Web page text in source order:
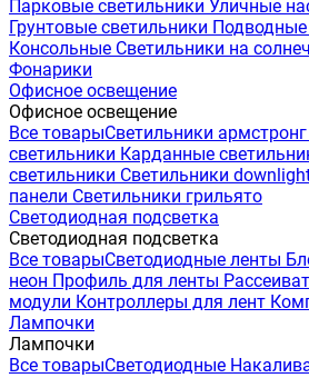
Парковые светильники Уличные
Грунтовые светильники Подводные
Консольные Светильники на
Фонарики
Офисное освещение
Офисное освещение
Все товарыСветильники армстронг
светильники Карданные
светильники Светильники
панели Светильники грильято
Светодиодная подсветка
Светодиодная подсветка
Все товарыСветодиодные ленты
неон Профиль для ленты
модули Контроллеры для лент
Лампочки
Лампочки
Все товарыСветодиодные